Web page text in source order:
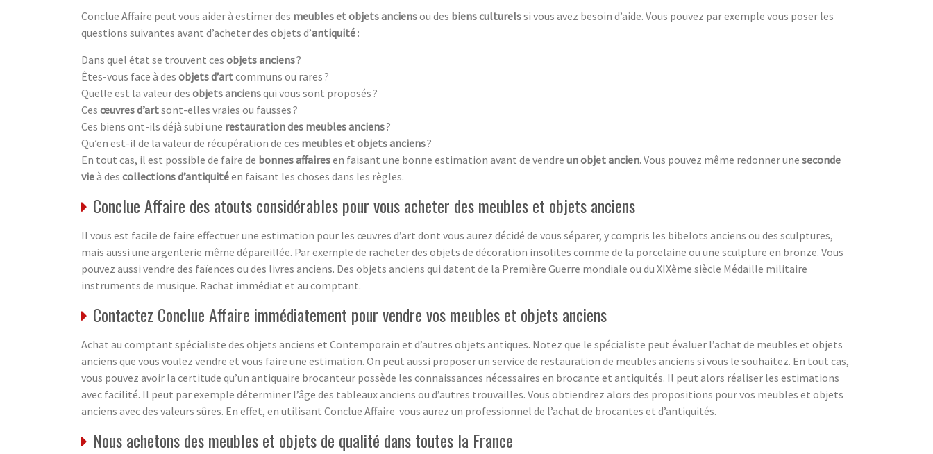
Conclue Affaire peut vous aider à estimer des meubles et objets anciensou des biens culturelssi vous avez besoin d’aide. Vous pouvez par exemple vous poser les
questions suivantes avant d’acheter des objets d’antiquité :
Dans quel état se trouvent ces objets anciens?
Êtes-vous face à des objets d’artcommuns ou rares ?
Quelle est la valeur des objets anciensqui vous sont proposés ?
Ces œuvres d’artsont-elles vraies ou fausses ?
Ces biens ont-ils déjà subi une restauration des meubles anciens?
Qu’en est-il de la valeur de récupération de ces meubles et objets anciens?
En tout cas, il est possible de faire de bonnes affairesen faisant une bonne estimation avant de vendre un objet ancien. Vous pouvez même redonner une seconde
vieà des collections d’antiquitéen faisant les choses dans les règles.
Conclue Affaire des atouts considérables pour vous acheter des meubles et objets anciens
Il vous est facile de faire effectuer une estimation pour les œuvres d’art dont vous aurez décidé de vous séparer, y compris les bibelots anciens ou des sculptures,
mais aussi une argenterie même dépareillée. Par exemple de racheter des objets de décoration insolites comme de la porcelaine ou une sculpture en bronze. Vous
pouvez aussi vendre des faïences ou des livres anciens. Des objets anciens qui datent de la Première Guerre mondiale ou du XIXème siècle Médaille militaire
instruments de musique. Rachat immédiat et au comptant.
Contactez Conclue Affaire immédiatement pour vendre vos meubles et objets anciens
Achat au comptant spécialiste des objets anciens et Contemporain et d’autres objets antiques. Notez que le spécialiste peut évaluer l’achat de meubles et objets
anciens que vous voulez vendre et vous faire une estimation. On peut aussi proposer un service de restauration de meubles anciens si vous le souhaitez. En tout cas,
vous pouvez avoir la certitude qu’un antiquaire brocanteur possède les connaissances nécessaires en brocante et antiquités. Il peut alors réaliser les estimations
avec facilité. Il peut par exemple déterminer l’âge des tableaux anciens ou d’autres trouvailles. Vous obtiendrez alors des propositions pour vos meubles et objets
anciens avec des valeurs sûres. En effet, en utilisant Conclue Affaire vous aurez un professionnel de l’achat de brocantes et d’antiquités.
Nous achetons des meubles et objets de qualité dans toutes la France